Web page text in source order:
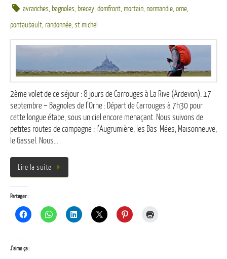
avranches, bagnoles, brecey,domfront, mortain,normandie,orne,
pontaubault, randonnée, st michel
2ème volet de ce séjour : 8 jours de Carrouges à La Rive (Ardevon). 17
septembre – Bagnoles de l’Orne : Départ de Carrouges à 7h30 pour
cette longue étape, sous un ciel encore menaçant. Nous suivons de
petites routes de campagne : l’Augrumière, les Bas-Mées, Maisonneuve,
le Gassel. Nous…
Lire la suite
Partager :
J’aime ça :